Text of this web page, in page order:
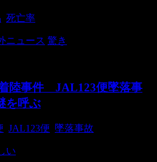
死亡率
ニュース 驚き
陸事件 JAL123便墜落事
を呼ぶ
JAL123便 墜落事故
い